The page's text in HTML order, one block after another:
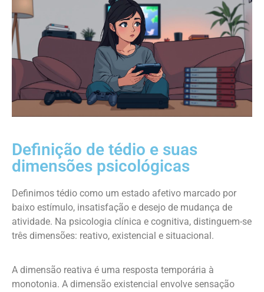
Definição de tédio e suas
dimensões psicológicas
Definimos tédio como um estado afetivo marcado por
baixo estímulo, insatisfação e desejo de mudança de
atividade. Na psicologia clínica e cognitiva, distinguem-se
três dimensões: reativo, existencial e situacional.
A dimensão reativa é uma resposta temporária à
monotonia. A dimensão existencial envolve sensação